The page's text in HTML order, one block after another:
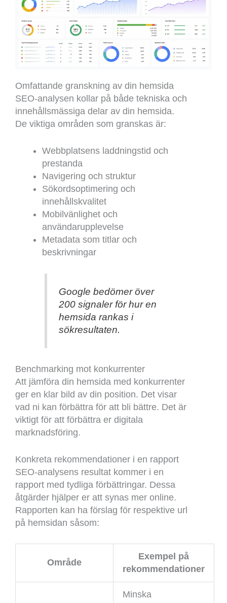
Omfattande granskning av din hemsida
SEO-analysen kollar på både tekniska och
innehållsmässiga delar av din hemsida.
De viktiga områden som granskas är:
Webbplatsens laddningstid och
prestanda
Navigering och struktur
Sökordsoptimering och
innehållskvalitet
Mobilvänlighet och
användarupplevelse
Metadata som titlar och
beskrivningar
Google bedömer över
200 signaler för hur en
hemsida rankas i
sökresultaten.
Benchmarking mot konkurrenter
Att jämföra din hemsida med konkurrenter
ger en klar bild av din position. Det visar
vad ni kan förbättra för att bli bättre. Det är
viktigt för att förbättra er digitala
marknadsföring.
Konkreta rekommendationer i en rapport
SEO-analysens resultat kommer i en
rapport med tydliga förbättringar. Dessa
åtgärder hjälper er att synas mer online.
Rapporten kan ha förslag för respektive url
på hemsidan såsom:
Område
Exempel på
rekommendationer
Minska